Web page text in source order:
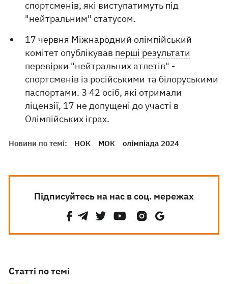
спортсменів, які виступатимуть під
"нейтральним" статусом.
17 червня Міжнародний олімпійський
комітет опублікував перші результати
перевірки "нейтральних атлетів" -
спортсменів із російськими та білоруськими
паспортами. З 42 осіб, які отримали
ліцензії, 17 не допущені до участі в
Олімпійських іграх.
Новини по темі: НОК МОК олімпіада 2024
Підписуйтесь на нас в соц. мережах
Статті по темі